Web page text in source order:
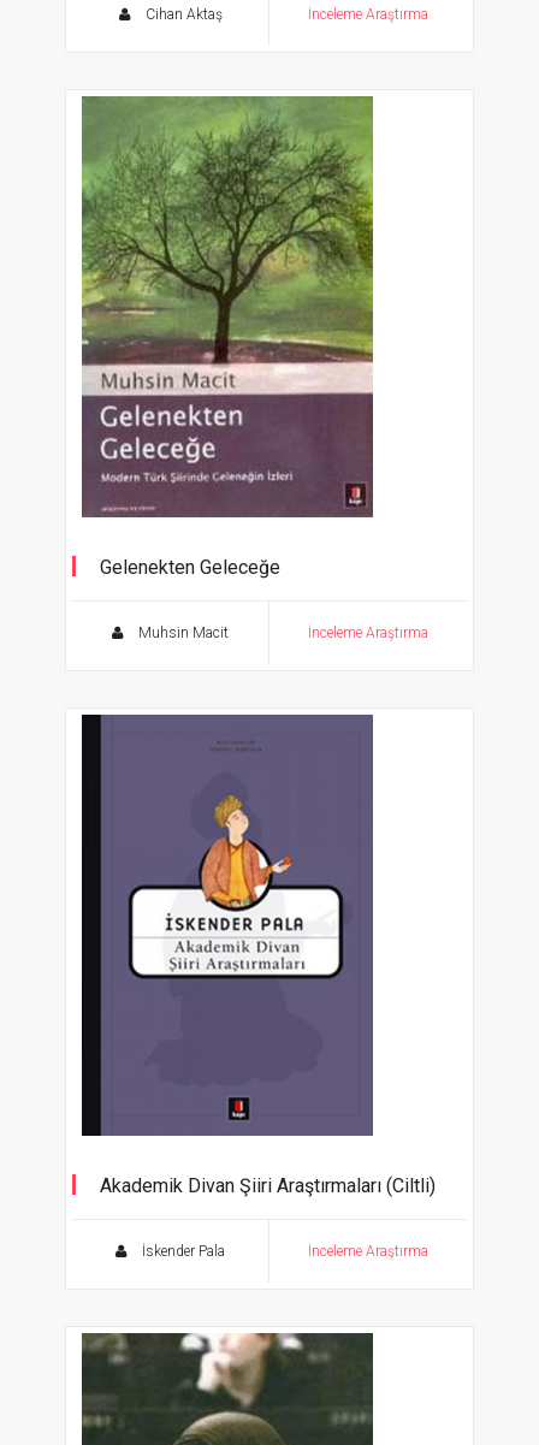
Cihan Aktaş İnceleme Araştırma
Gelenekten Geleceğe
Muhsin Macit İnceleme Araştırma
Akademik Divan Şiiri Araştırmaları (Ciltli)
İskender Pala İnceleme Araştırma